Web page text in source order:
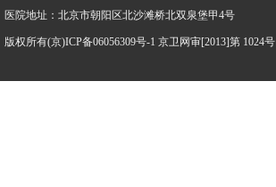
医院地址：北京市朝阳区北沙滩桥北双泉堡甲4号
版权所有(京)ICP备06056309号-1 京卫网审[2013]第 1024号